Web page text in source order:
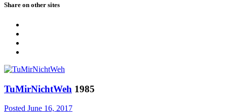
Share on other sites
TuMirNichtWeh 1985
Posted June 16, 2017